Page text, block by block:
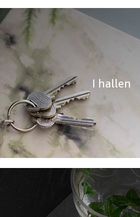
I hallen